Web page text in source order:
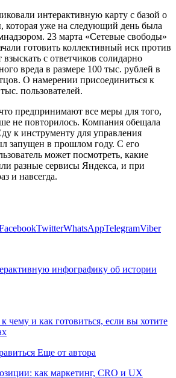
интерактивную карту с базой о
которая уже на следующий день была
23 марта «Сетевые свободы»
готовить коллективный иск против
с ответчиков солидарно
вреда в размере 100 тыс. рублей в
О намерении присоединиться к
пользователей.
предпринимают все меры для того,
не повторилось. Компания обещала
к инструменту для управления
запущен в прошлом году. С его
может посмотреть, какие
разные сервисы Яндекса, и при
и навсегда.
TwitterWhatsAppTelegramViber
инфографику об истории
чему и как готовиться, если вы хотите
Еще от автора
как маркетинг, CRO и UX